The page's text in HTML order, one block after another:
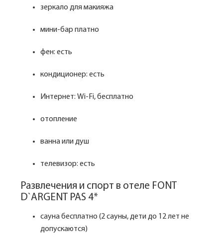
зеркало для макияжа
мини-бар платно
фен: есть
кондиционер: есть
Интернет: Wi-Fi, бесплатно
отопление
ванна или душ
телевизор: есть
Развлечения и спорт в отеле FONT
D`ARGENT PAS 4*
сауна бесплатно (2 сауны, дети до 12 лет не
допускаются)